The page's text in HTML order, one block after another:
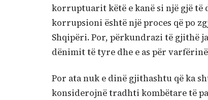
korruptuarit këtë e kanë si një gjë të
korrupsioni është një proces që po
Shqipëri. Por, përkundrazi të gjithë
dënimit të tyre dhe e as për
Por ata nuk e dinë gjithashtu që ka
konsiderojnë tradhti kombëtare të